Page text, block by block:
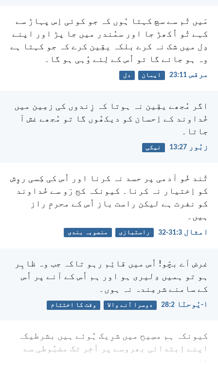
مَیں تُم سے سچ کہتا ہُوں کہ جو کوئی اِس پہاڑ سے
کہے تُو اُکھڑ جا اور سمُندر میں جا پڑ اور اپنے
دِل میں شک نہ کرے بلکہ یقِین کرے کہ جو کہتا ہے
وہ ہو جائے گا تو اُس کے لِئے وُہی ہو گا۔
مرقس 11:‏23 ایمان دل
اگر مُجھے یقِین نہ ہوتا کہ زِندوں کی زمِین میں
خُداوند کے اِحسان کو دیکھُوں گا تو مُجھے غش آ
جاتا۔
زبُور 27:‏13 نیکی
تُند خُو آدمی پر حسد نہ کرنا اور اُس کی کِسی روِش
کو اِختیار نہ کرنا۔ کیونکہ کج رَو سے خُداوند
کو نفرت ہے لیکن راست باز اُس کے محرمِ راز
ہیں۔
امثال 3:‏31-‏32 راستبازی منصوبہ بندی
غرض اَے بچّو! اُس میں قائِم رہو تاکہ جب وہ ظاہِر
ہو تو ہمیں دِلیری ہو اور ہم اُس کے آنے پر اُس
کے سامنے شرمِندہ نہ ہوں۔
۱-یُوحنّا 2:‏28 دوسرا آنے والا وقت کا اختتام
کیونکہ ہم مسِیح میں شرِیک ہُوئے ہیں بشرطیکہ
اپنے اِبتدائی بھروسے پر آخِر تک مضبُوطی سے